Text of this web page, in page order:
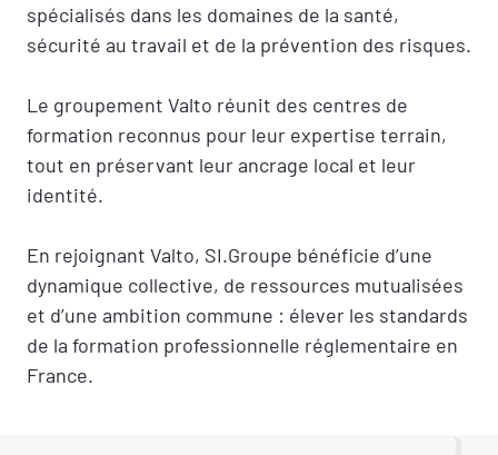
spécialisés dans les domaines de la santé,
sécurité au travail et de la prévention des risques.
Le groupement Valto réunit des centres de
formation reconnus pour leur expertise terrain,
tout en préservant leur ancrage local et leur
identité.
En rejoignant Valto, SI.Groupe bénéficie d’une
dynamique collective, de ressources mutualisées
et d’une ambition commune : élever les standards
de la formation professionnelle réglementaire en
France.